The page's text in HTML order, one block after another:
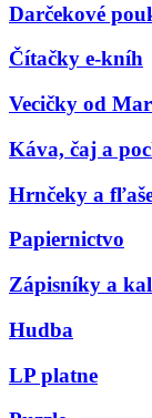
Darčekové
Čítačky e-kníh
Vecičky od
Káva, čaj a
Hrnčeky a
Papiernictvo
Zápisníky a
Hudba
LP platne